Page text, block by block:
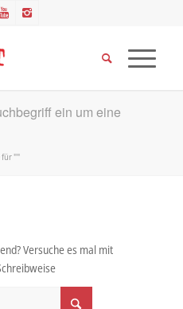
ein um eine
für ""
Versuche es mal mit